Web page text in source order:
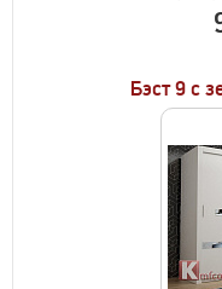
Бэст 9 с